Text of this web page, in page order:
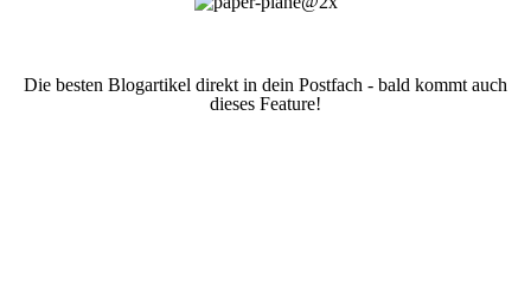
Die besten Blogartikel direkt in dein Postfach - bald kommt auch
dieses Feature!